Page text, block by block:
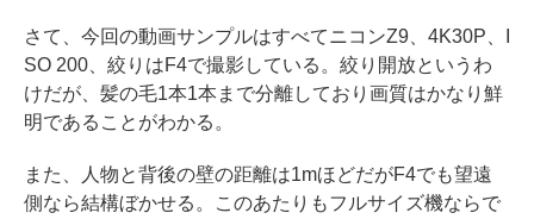
さて、今回の動画サンプルはすべてニコンZ9、4K30P、I
SO 200、絞りはF4で撮影している。絞り開放というわ
けだが、髪の毛1本1本まで分離しており画質はかなり鮮
明であることがわかる。
また、人物と背後の壁の距離は1mほどだがF4でも望遠
側なら結構ぼかせる。このあたりもフルサイズ機ならで